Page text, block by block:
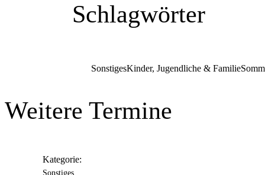
E-Mail-Adresse bibliothek.mengede@stadtdo.de
Anschrift
44359
Schlagwörter
SonstigesKinder, Jugendliche & Familie
Weitere Termine
Kategorie:
Sonstiges